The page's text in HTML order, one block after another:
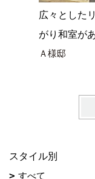
広々とした
がり和室が
Ａ様邸
スタイル別
すべて